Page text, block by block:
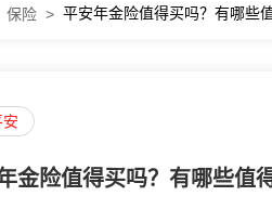
保险 > 平安年金险值得买吗？有哪些
金险值得买吗？有哪些值